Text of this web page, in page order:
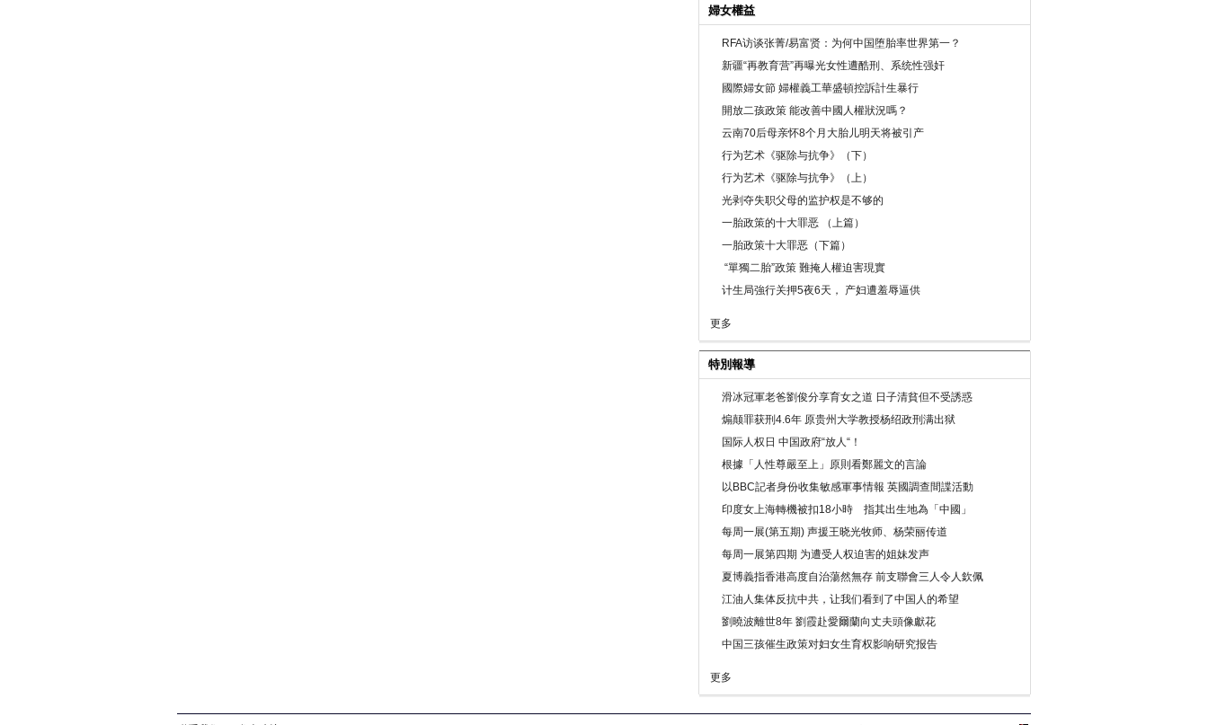
婦女權益
RFA访谈张菁/易富贤：为何中国堕胎率世界第一？
新疆“再教育营”再曝光女性遭酷刑、系统性强奸
國際婦女節 婦權義工華盛頓控訴計生暴行
開放二孩政策 能改善中國人權狀況嗎？
云南70后母亲怀8个月大胎儿明天将被引产
行为艺术《驱除与抗争》（下）
行为艺术《驱除与抗争》（上）
光剥夺失职父母的监护权是不够的
一胎政策的十大罪恶 （上篇）
一胎政策十大罪恶（下篇）
“單獨二胎”政策 難掩人權迫害現實
计生局強行关押5夜6天， 产妇遭羞辱逼供
更多
特別報導
滑冰冠軍老爸劉俊分享育女之道 日子清貧但不受誘惑
煽颠罪获刑4.6年 原贵州大学教授杨绍政刑满出狱
国际人权日 中国政府“放人“！
根據「人性尊嚴至上」原則看鄭麗文的言論
以BBC記者身份收集敏感軍事情報 英國調查間諜活動
印度女上海轉機被扣18小時 指其出生地為「中國」
每周一展(第五期) 声援王晓光牧师、杨荣丽传道
每周一展第四期 为遭受人权迫害的姐妹发声
夏博義指香港高度自治蕩然無存 前支聯會三人令人欽佩
江油人集体反抗中共，让我们看到了中国人的希望
劉曉波離世8年 劉霞赴愛爾蘭向丈夫頭像獻花
中国三孩催生政策对妇女生育权影响研究报告
更多